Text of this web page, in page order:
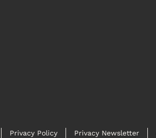
Privacy Policy Privacy Newsletter